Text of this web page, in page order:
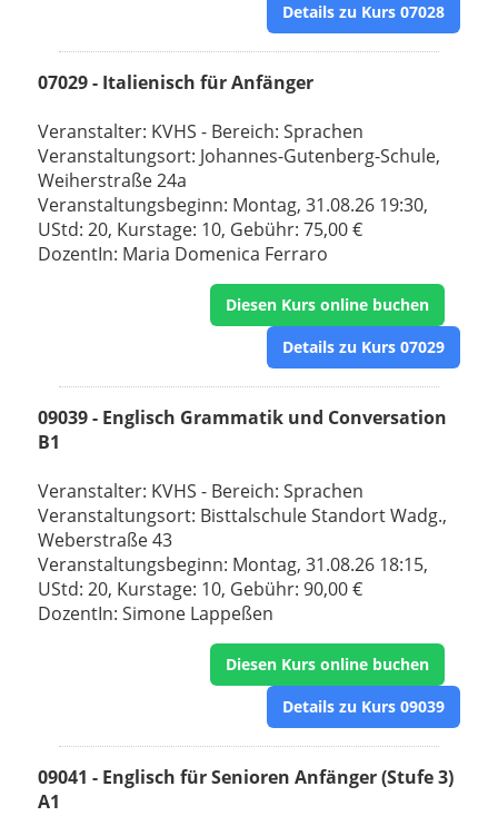
Details zu Kurs 07028
07029 - Italienisch für Anfänger
Veranstalter: KVHS - Bereich: Sprachen
Veranstaltungsort: Johannes-Gutenberg-Schule,
Weiherstraße 24a
Veranstaltungsbeginn: Montag, 31.08.26 19:30,
UStd: 20, Kurstage: 10, Gebühr: 75,00 €
DozentIn: Maria Domenica Ferraro
Diesen Kurs online buchen
Details zu Kurs 07029
09039 - Englisch Grammatik und Conversation
B1
Veranstalter: KVHS - Bereich: Sprachen
Veranstaltungsort: Bisttalschule Standort Wadg.,
Weberstraße 43
Veranstaltungsbeginn: Montag, 31.08.26 18:15,
UStd: 20, Kurstage: 10, Gebühr: 90,00 €
DozentIn: Simone Lappeßen
Diesen Kurs online buchen
Details zu Kurs 09039
09041 - Englisch für Senioren Anfänger (Stufe 3)
A1